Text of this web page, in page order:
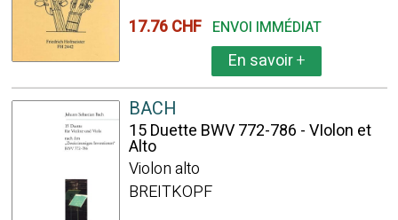
17.76 CHF ENVOI IMMÉDIAT
En savoir+
BACH
15 Duette BWV 772-786 - VIolon et
Alto
Violon alto
BREITKOPF